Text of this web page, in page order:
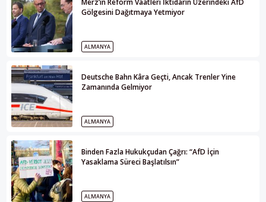
Merz’in Reform Vaatleri İktidarın Üzerindeki AfD
Gölgesini Dağıtmaya Yetmiyor
ALMANYA
Deutsche Bahn Kâra Geçti, Ancak Trenler Yine
Zamanında Gelmiyor
ALMANYA
Binden Fazla Hukukçudan Çağrı: “AfD İçin
Yasaklama Süreci Başlatılsın”
ALMANYA